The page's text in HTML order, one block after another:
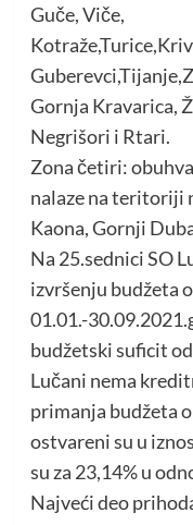
Guče, Viče,
Gornja Kravarica,
Negrišori i Rtari.
Zona četiri:
nalaze na teritoriji
Kaona, Gornji
Na 25.sednici SO
izvršenju budžeta
01.01.-
budžetski suficit
Lučani nema
primanja budžeta
ostvareni su u
su za 23,14% u
Najveći deo